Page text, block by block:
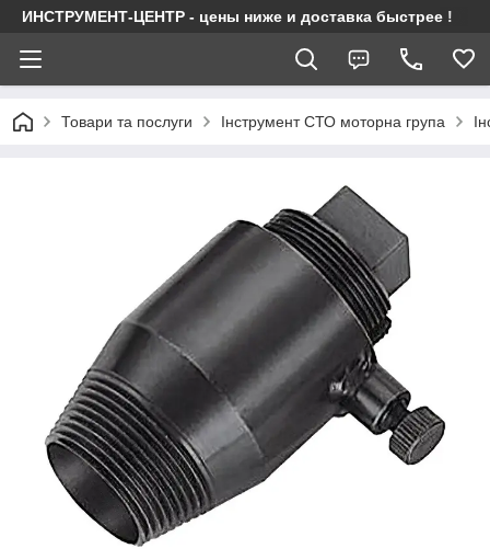
ИНСТРУМЕНТ-ЦЕНТР - цены ниже и доставка быстрее !
Товари та послуги Інструмент СТО моторна група